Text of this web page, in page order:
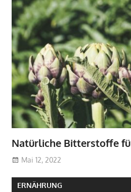
Natürliche Bitterstoffe
Mai 12, 2022
ERNÄHRUNG